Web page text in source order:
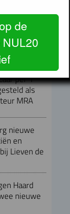
Arenapark
per 1
als
MRA
nieuwe
en
Lieven de
Haard
nieuwe
de